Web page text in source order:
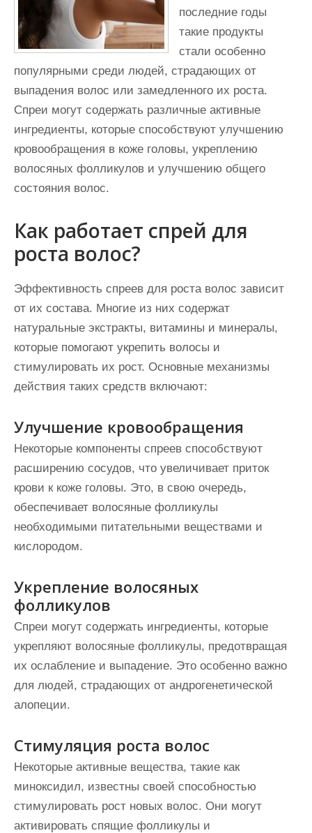
последние годы
такие продукты
стали особенно
популярными среди людей, страдающих от
выпадения волос или замедленного их роста.
Спреи могут содержать различные активные
ингредиенты, которые способствуют улучшению
кровообращения в коже головы, укреплению
волосяных фолликулов и улучшению общего
состояния волос.
Как работает спрей для
роста волос?
Эффективность спреев для роста волос зависит
от их состава. Многие из них содержат
натуральные экстракты, витамины и минералы,
которые помогают укрепить волосы и
стимулировать их рост. Основные механизмы
действия таких средств включают:
Улучшение кровообращения
Некоторые компоненты спреев способствуют
расширению сосудов, что увеличивает приток
крови к коже головы. Это, в свою очередь,
обеспечивает волосяные фолликулы
необходимыми питательными веществами и
кислородом.
Укрепление волосяных
фолликулов
Спреи могут содержать ингредиенты, которые
укрепляют волосяные фолликулы, предотвращая
их ослабление и выпадение. Это особенно важно
для людей, страдающих от андрогенетической
алопеции.
Стимуляция роста волос
Некоторые активные вещества, такие как
миноксидил, известны своей способностью
стимулировать рост новых волос. Они могут
активировать спящие фолликулы и